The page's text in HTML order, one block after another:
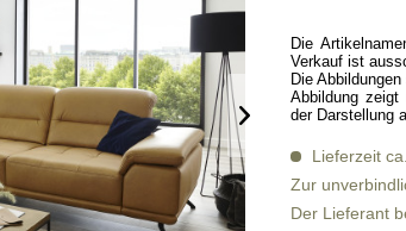
Die
Verkauf ist
Die
Abbildung zeigt
der Darstellung
Lieferzeit
Zur
Der Lieferant